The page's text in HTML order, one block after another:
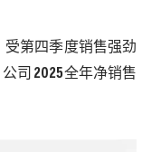
受第四季度销售强劲
司 2025全年净销售